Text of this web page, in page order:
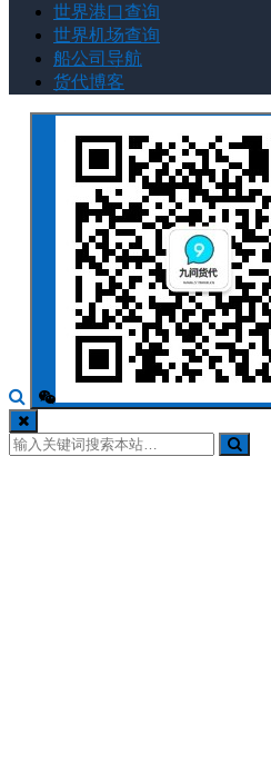
世界港口查询
世界机场查询
船公司导航
货代博客